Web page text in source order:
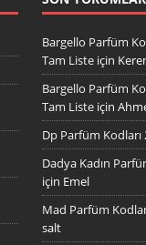
Bargello Parfüm
Tam Listeiçin
Bargello Parfüm
Tam Listeiçin
Dp Parfüm Kodları
Dadya Kadın
için Emel
Mad Parfüm
salt